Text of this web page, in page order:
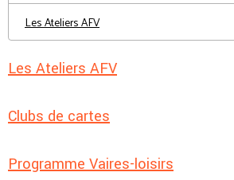
Les Ateliers AFV
Les Ateliers AFV
Clubs de cartes
Programme Vaires-loisirs